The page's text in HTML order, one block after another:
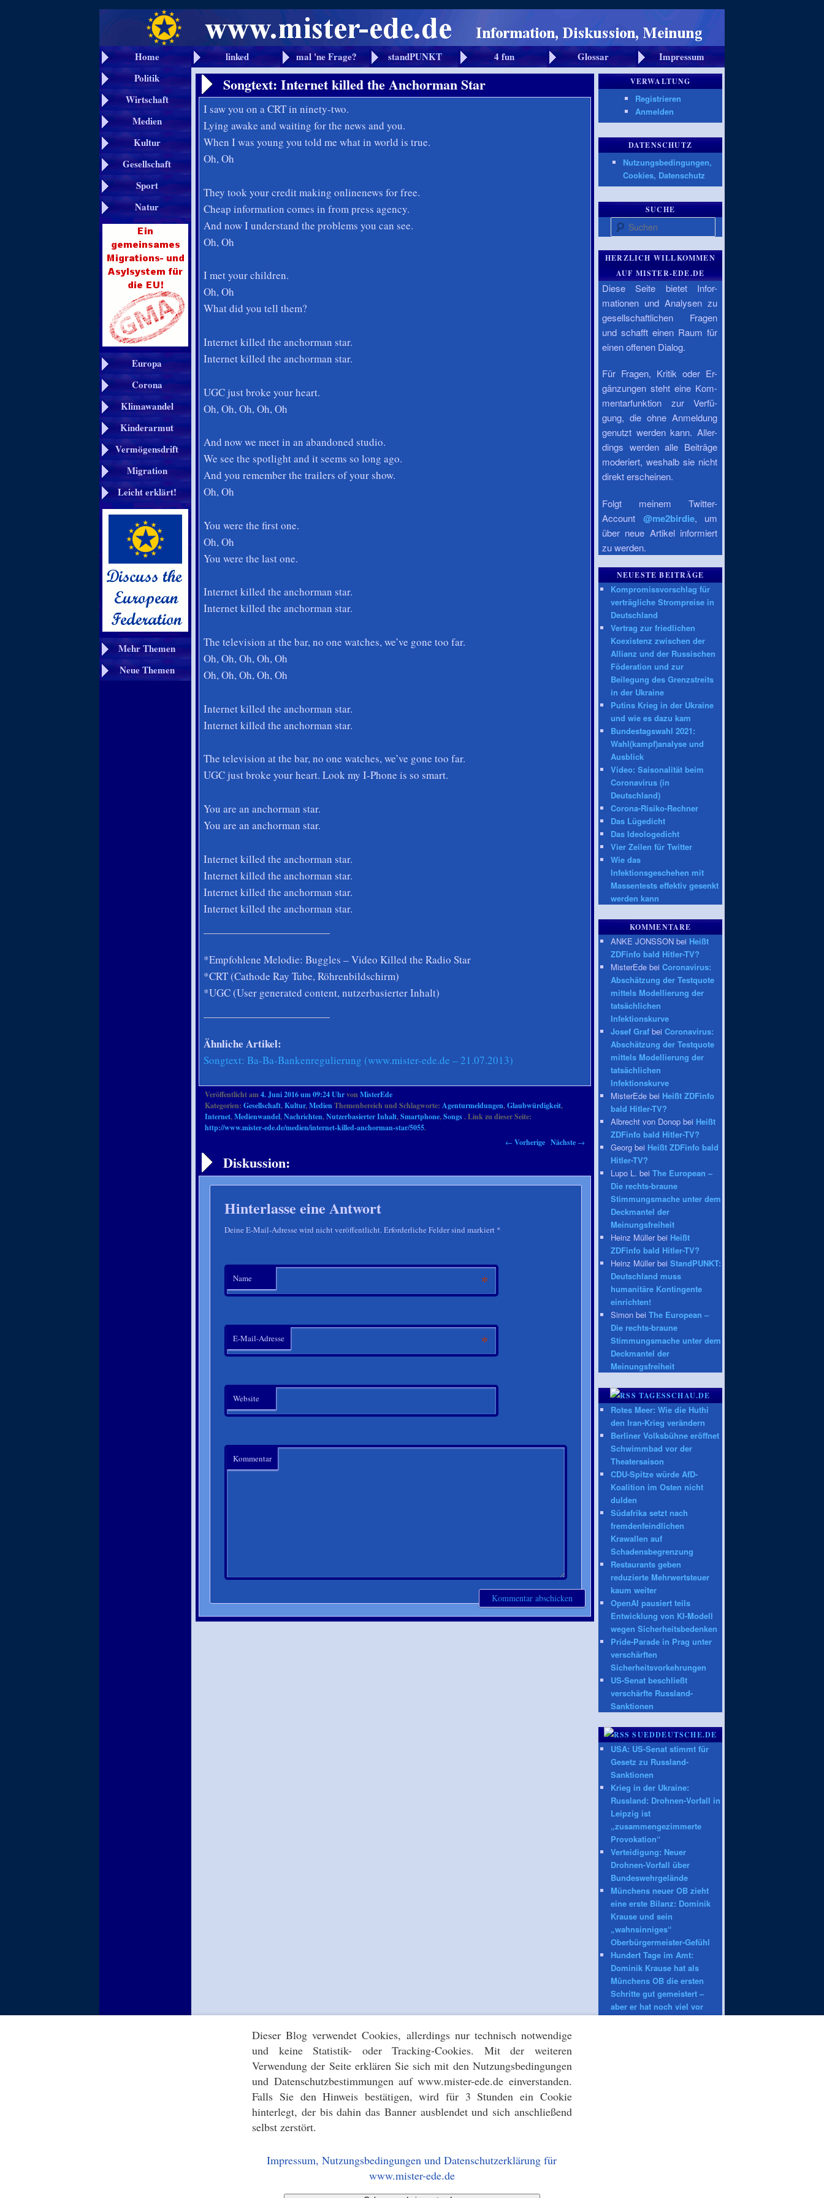
Dieser Blog verwendet Cookies, allerdings nur technisch notwendige
und keine Statistik- oder Tracking-Cookies. Mit der weiteren
Verwendung der Seite erklären Sie sich mit den Nutzungsbedingungen
und Datenschutzbestimmungen auf www.mister-ede.de einverstanden.
Falls Sie den Hinweis bestätigen, wird für 3 Stunden ein Cookie
hinterlegt, der bis dahin das Banner ausblendet und sich anschließend
selbst zerstört.
Impressum, Nutzungsbedingungen und Datenschutzerklärung für
www.mister-ede.de
Home linked mal 'ne Frage? standPUNKT 4 fun Glossar
Impressum
Politik
Wirtschaft
Medien
Kultur
Gesellschaft
Sport
Natur
Europa
Corona
Klimawandel
Kinderarmut
Vermögensdrift
Migration
Leicht erklärt!
Mehr Themen
Neue Themen
Songtext: Internet killed the Anchorman Star
I saw you on a CRT in ninety-two.
Lying awake and waiting for the news and you.
When I was young you told me what in world is true.
Oh, Oh
They took your credit making onlinenews for free.
Cheap information comes in from press agency.
And now I understand the problems you can see.
Oh, Oh
I met your children.
Oh, Oh
What did you tell them?
Internet killed the anchorman star.
Internet killed the anchorman star.
UGC just broke your heart.
Oh, Oh, Oh, Oh, Oh
And now we meet in an abandoned studio.
We see the spotlight and it seems so long ago.
And you remember the trailers of your show.
Oh, Oh
You were the first one.
Oh, Oh
You were the last one.
Internet killed the anchorman star.
Internet killed the anchorman star.
The television at the bar, no one watches, we’ve gone too far.
Oh, Oh, Oh, Oh, Oh
Oh, Oh, Oh, Oh, Oh
Internet killed the anchorman star.
Internet killed the anchorman star.
The television at the bar, no one watches, we’ve gone too far.
UGC just broke your heart. Look my I-Phone is so smart.
You are an anchorman star.
You are an anchorman star.
Internet killed the anchorman star.
Internet killed the anchorman star.
Internet killed the anchorman star.
Internet killed the anchorman star.
*Empfohlene Melodie: Buggles – Video Killed the Radio Star
*CRT (Cathode Ray Tube, Röhrenbildschirm)
*UGC (User generated content, nutzerbasierter Inhalt)
Ähnliche Artikel:
Songtext: Ba-Ba-Bankenregulierung (www.mister-ede.de – 21.07.2013)
Veröffentlicht am4. Juni 2016 um 09:24 Uhrvon MisterEde
Kategorien: Gesellschaft,Kultur,MedienThemenbereich und Schlagworte: Agenturmeldungen,Glaubwürdigkeit,
Internet,Medienwandel,Nachrichten,Nutzerbasierter Inhalt,Smartphone,Songs. Link zu dieser Seite:
http://www.mister-ede.de/medien/internet-killed-anchorman-star/5055.
← Vorherige Nächste →
Diskussion:
Hinterlasse eine Antwort
Deine E-Mail-Adresse wird nicht veröffentlicht. Erforderliche Felder sind markiert *
Name *
E-Mail-Adresse *
Website
Kommentar
VERWALTUNG
Registrieren
Anmelden
DATENSCHUTZ
Nutzungsbedingungen,
Cookies, Datenschutz
SUCHE
Suchen
HERZLICH WILLKOMMEN
AUF MISTER-EDE.DE
Diese Seite bietet Infor-
mationen und Analysen zu
gesellschaftlichen Fragen
und schafft einen Raum für
einen offenen Dialog.
Für Fragen, Kritik oder Er-
gänzungen steht eine Kom-
mentarfunktion zur Verfü-
gung, die ohne Anmeldung
genutzt werden kann. Aller-
dings werden alle Beiträge
moderiert, weshalb sie nicht
direkt erscheinen.
Folgt meinem Twitter-
Account @me2birdie, um
über neue Artikel informiert
zu werden.
NEUESTE BEITRÄGE
Kompromissvorschlag für
verträgliche Strompreise in
Deutschland
Vertrag zur friedlichen
Koexistenz zwischen der
Allianz und der Russischen
Föderation und zur
Beilegung des Grenzstreits
in der Ukraine
Putins Krieg in der Ukraine
und wie es dazu kam
Bundestagswahl 2021:
Wahl(kampf)analyse und
Ausblick
Video: Saisonalität beim
Coronavirus (in
Deutschland)
Corona-Risiko-Rechner
Das Lügedicht
Das Ideologedicht
Vier Zeilen für Twitter
Wie das
Infektionsgeschehen mit
Massentests effektiv gesenkt
werden kann
KOMMENTARE
ANKE JONSSON bei Heißt
ZDFinfo bald Hitler-TV?
MisterEde bei Coronavirus:
Abschätzung der Testquote
mittels Modellierung der
tatsächlichen
Infektionskurve
Josef Graf bei Coronavirus:
Abschätzung der Testquote
mittels Modellierung der
tatsächlichen
Infektionskurve
MisterEde bei Heißt ZDFinfo
bald Hitler-TV?
Albrecht von Donop bei Heißt
ZDFinfo bald Hitler-TV?
Georg bei Heißt ZDFinfo bald
Hitler-TV?
Lupo L. bei The European –
Die rechts-braune
Stimmungsmache unter dem
Deckmantel der
Meinungsfreiheit
Heinz Müller bei Heißt
ZDFinfo bald Hitler-TV?
Heinz Müller bei StandPUNKT:
Deutschland muss
humanitäre Kontingente
einrichten!
Simon bei The European –
Die rechts-braune
Stimmungsmache unter dem
Deckmantel der
Meinungsfreiheit
TAGESSCHAU.DE
Rotes Meer: Wie die Huthi
den Iran-Krieg verändern
Berliner Volksbühne eröffnet
Schwimmbad vor der
Theatersaison
CDU-Spitze würde AfD-
Koalition im Osten nicht
dulden
Südafrika setzt nach
fremdenfeindlichen
Krawallen auf
Schadensbegrenzung
Restaurants geben
reduzierte Mehrwertsteuer
kaum weiter
OpenAI pausiert teils
Entwicklung von KI-Modell
wegen Sicherheitsbedenken
Pride-Parade in Prag unter
verschärften
Sicherheitsvorkehrungen
US-Senat beschließt
verschärfte Russland-
Sanktionen
SUEDDEUTSCHE.DE
USA: US-Senat stimmt für
Gesetz zu Russland-
Sanktionen
Krieg in der Ukraine:
Russland: Drohnen-Vorfall in
Leipzig ist
„zusammengezimmerte
Provokation“
Verteidigung: Neuer
Drohnen-Vorfall über
Bundeswehrgelände
Münchens neuer OB zieht
eine erste Bilanz: Dominik
Krause und sein
„wahnsinniges“
Oberbürgermeister-Gefühl
Hundert Tage im Amt:
Dominik Krause hat als
Münchens OB die ersten
Schritte gut gemeistert –
aber er hat noch viel vor
sich